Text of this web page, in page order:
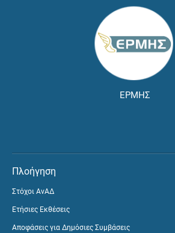
ΕΡΜΗΣ
Πλοήγηση
Στόχοι ΑνΑΔ
Ετήσιες Εκθέσεις
Αποφάσεις για Δημόσιες Συμβάσεις